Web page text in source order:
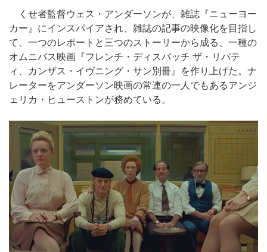
くせ者監督ウェス・アンダーソンが、雑誌『ニューヨー
カー』にインスパイアされ、雑誌の記事の映像化を目指し
て、一つのレポートと三つのストーリーから成る、一種の
オムニバス映画『フレンチ・ディスパッチ ザ・リバテ
ィ、カンザス・イヴニング・サン別冊』を作り上げた。ナ
レーターをアンダーソン映画の常連の一人でもあるアンジ
ェリカ・ヒューストンが務めている。